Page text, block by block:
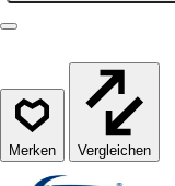
Vergleichen